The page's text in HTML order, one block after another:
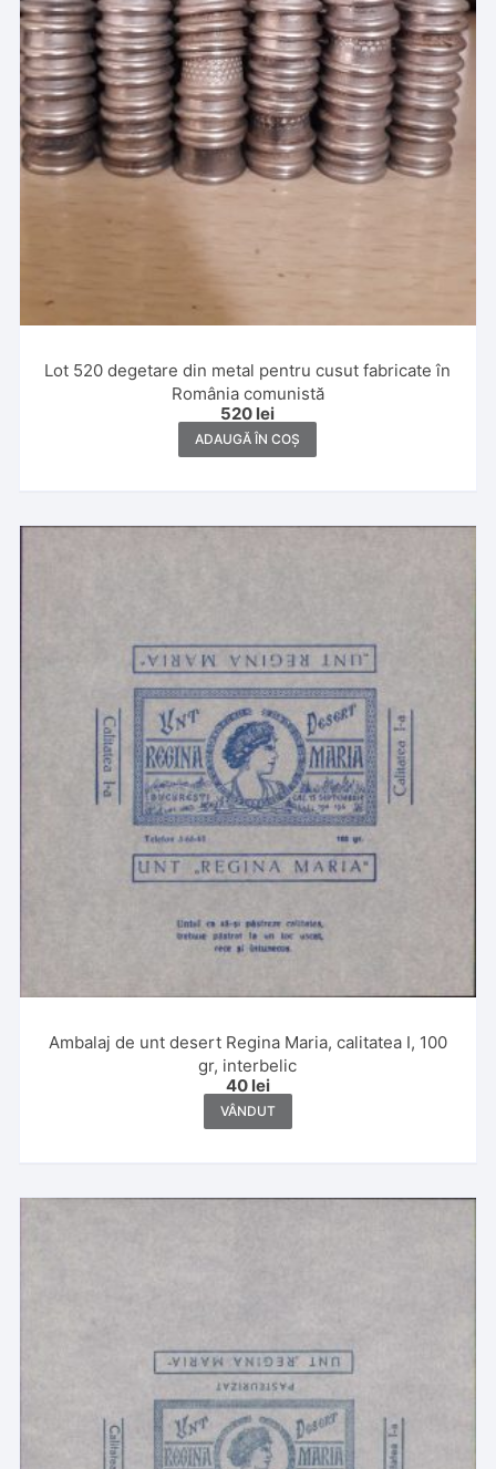
Lot 520 degetare din metal pentru cusut fabricate în
România comunistă
520 lei
ADAUGĂ ÎN COȘ
Ambalaj de unt desert Regina Maria, calitatea I, 100
gr, interbelic
40 lei
VÂNDUT